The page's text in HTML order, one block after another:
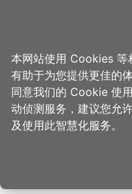
首页 > 想去的地方 > 住宿 >
比佛利
星) 周边
本网站使用 Cookies 等
有助于为您提供更佳的
同意我们的 Cookie 使
动侦测服务，建议您允
及使用此智慧化服务。